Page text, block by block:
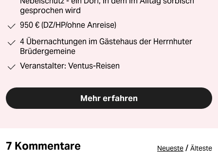
gesprochen wird
950 € (DZ/HP/ohne Anreise)
4 Übernachtungen im Gästehaus der Herrnhuter
Brüdergemeine
Veranstalter: Ventus-Reisen
Mehr erfahren
7 Kommentare Neueste / Älteste